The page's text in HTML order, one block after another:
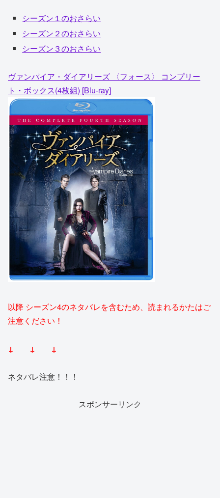
シーズン１のおさらい
シーズン２のおさらい
シーズン３のおさらい
ヴァンパイア・ダイアリーズ 〈フォース〉 コンプリー
ト・ボックス(4枚組) [Blu-ray]
以降 シーズン4のネタバレを含むため、読まれるかたはご
注意ください！
↓ ↓ ↓
ネタバレ注意！！！
スポンサーリンク